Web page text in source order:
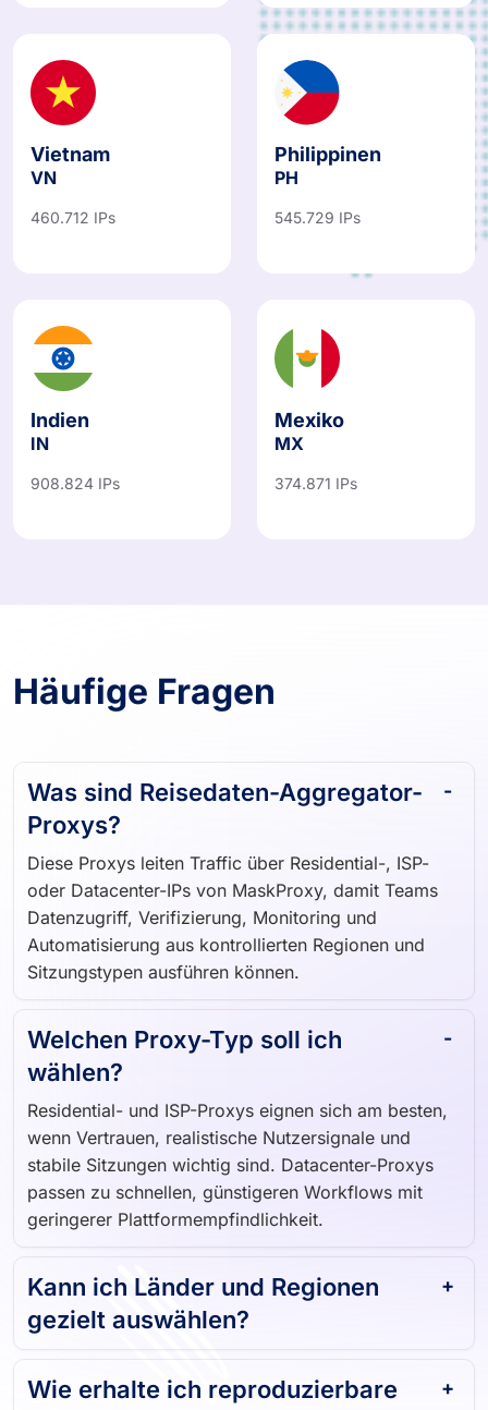
Vietnam
VN
460.712 IPs
Philippinen
PH
545.729 IPs
Indien
IN
908.824 IPs
Mexiko
MX
374.871 IPs
Häufige Fragen
Was sind Reisedaten-Aggregator-
Proxys?
Diese Proxys leiten Traffic über Residential-, ISP-
oder Datacenter-IPs von MaskProxy, damit Teams
Datenzugriff, Verifizierung, Monitoring und
Automatisierung aus kontrollierten Regionen und
Sitzungstypen ausführen können.
Welchen Proxy-Typ soll ich
wählen?
Residential- und ISP-Proxys eignen sich am besten,
wenn Vertrauen, realistische Nutzersignale und
stabile Sitzungen wichtig sind. Datacenter-Proxys
passen zu schnellen, günstigeren Workflows mit
geringerer Plattformempfindlichkeit.
Kann ich Länder und Regionen
gezielt auswählen?
Wie erhalte ich reproduzierbare